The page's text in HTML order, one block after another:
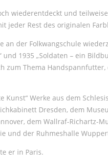
wiederentdeckt und
jeder Rest des originalen
der Folkwangschule
1935 „Soldaten – ein
zum Thema
Werke aus dem
Dresden, dem
dem Wallraf-Richartz-
und der Ruhmeshalle
er in Paris.